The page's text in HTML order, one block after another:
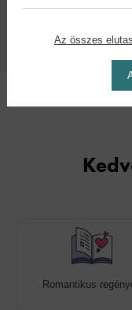
2026
Romantikus
Az összes